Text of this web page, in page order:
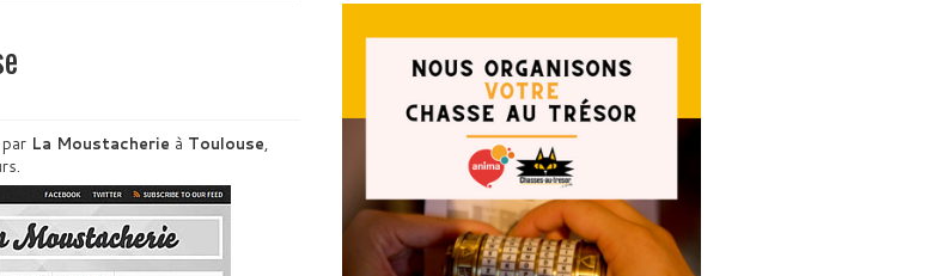
La Moustacherie à Toulouse,